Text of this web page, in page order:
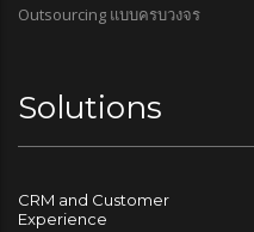
Outsourcing แบบครบวงจร
Solutions
CRM and Customer
Experience